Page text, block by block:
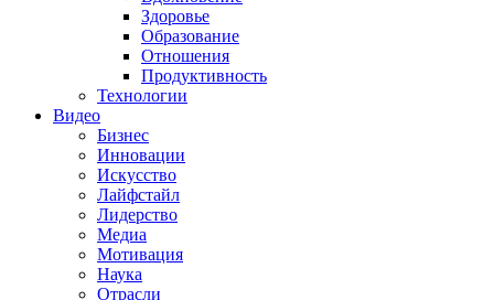
Здоровье
Образование
Отношения
Продуктивность
Технологии
Видеo
Бизнес
Инновации
Искусство
Лайфстайл
Лидерство
Медиа
Мотивация
Наука
Отрасли